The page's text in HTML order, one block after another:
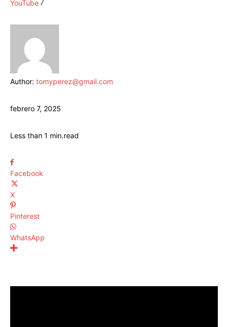
YouTube
Author: tomyperez@gmail.com
febrero 7, 2025
Less than 1 min.read
Facebook
X
Pinterest
WhatsApp